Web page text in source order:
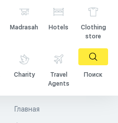
Madrasah Hotels
Clothing
store
Charity
Travel
Agents
Поиск
Главная